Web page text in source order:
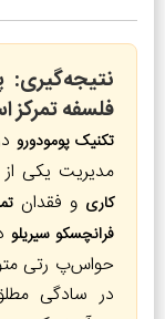
فلسفه تمرکز
تکنیک پومودورو
مدیریت یکی
کاری و فقدان
فرانچسکو سیریلو
حواس‌پ رتی
در سادگی